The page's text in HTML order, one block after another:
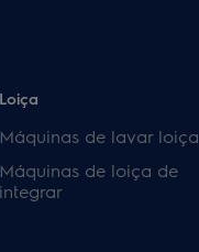
Loiça
Máquinas de lavar loiça
Máquinas de loiça de
integrar